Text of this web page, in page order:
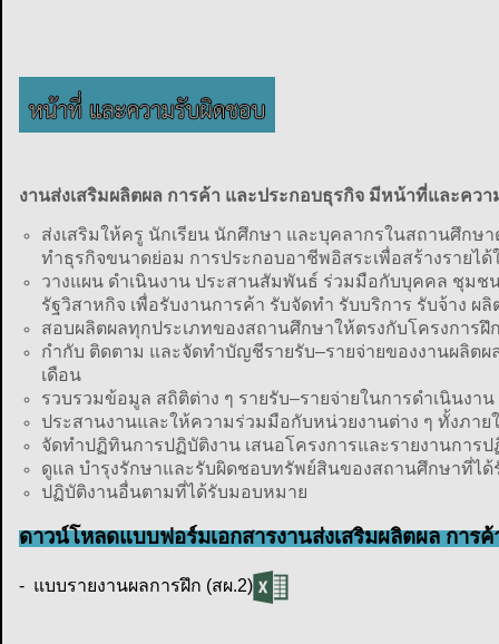
งานส่งเสริมผลิตผล การค้า และประกอบธุรกิจ มีหน้าที่และคว
ส่งเสริมให้ครู นักเรียน นักศึกษา และบุคลากรในสถานศึกษ
ทำธุรกิจขนาดย่อม การประกอบอาชีพอิสระเพื่อสร้างรายไ
วางแผน ดำเนินงาน ประสานสัมพันธ์ ร่วมมือกับบุคคล ชุม
รัฐวิสาหกิจ เพื่อรับงานการค้า รับจัดทำ รับบริการ รับจ้าง
สอบผลิตผลทุกประเภทของสถานศึกษาให้ตรงกับโครงการ
กำกับ ติดตาม และจัดทำบัญชีรายรับ–รายจ่ายของงานผลิต
เดือน
รวบรวมข้อมูล สถิติต่าง ๆ รายรับ–รายจ่ายในการดำเนินง
ประสานงานและให้ความร่วมมือกับหน่วยงานต่าง ๆ ทั้งภา
จัดทำปฏิทินการปฏิบัติงาน เสนอโครงการและรายงานการ
ดูแล บำรุงรักษาและรับผิดชอบทรัพย์สินของสถานศึกษาที่ไ
ปฏิบัติงานอื่นตามที่ได้รับมอบหมาย
ดาวน์โหลดแบบฟอร์มเอกสารงานส่งเสริมผลิตผล การ
- แบบรายงานผลการฝึก (สผ.2)